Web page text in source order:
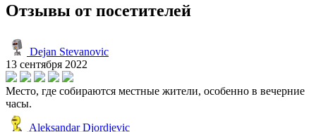
Отзывы от посетителей
Dejan Stevanovic
13 сентября 2022
Место, где собираются местные жители, особенно в вечерние
часы.
Aleksandar Djordjevic